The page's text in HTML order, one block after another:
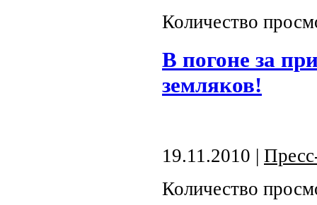
Количество
В погоне за
земляков!
19.11.2010 |
Количество